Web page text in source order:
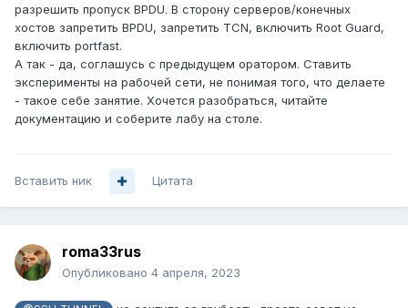
разрешить пропуск BPDU. В сторону серверов/конечных
хостов запретить BPDU, запретить TCN, включить Root Guard,
включить portfast.
А так - да, соглашусь с предыдущем оратором. Ставить
эксперименты на рабочей сети, не понимая того, что делаете
- такое себе занятие. Хочется разобраться, читайте
документацию и соберите лабу на столе.
Вставить ник Цитата
roma33rus
Опубликовано 4 апреля, 2023